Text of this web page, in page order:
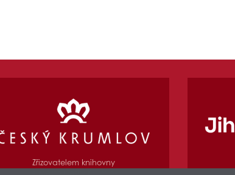
Zřizovatelem knihovny